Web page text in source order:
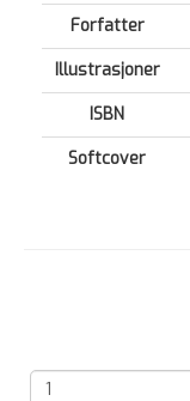
Forfatter
Illustrasjoner
ISBN
Softcover